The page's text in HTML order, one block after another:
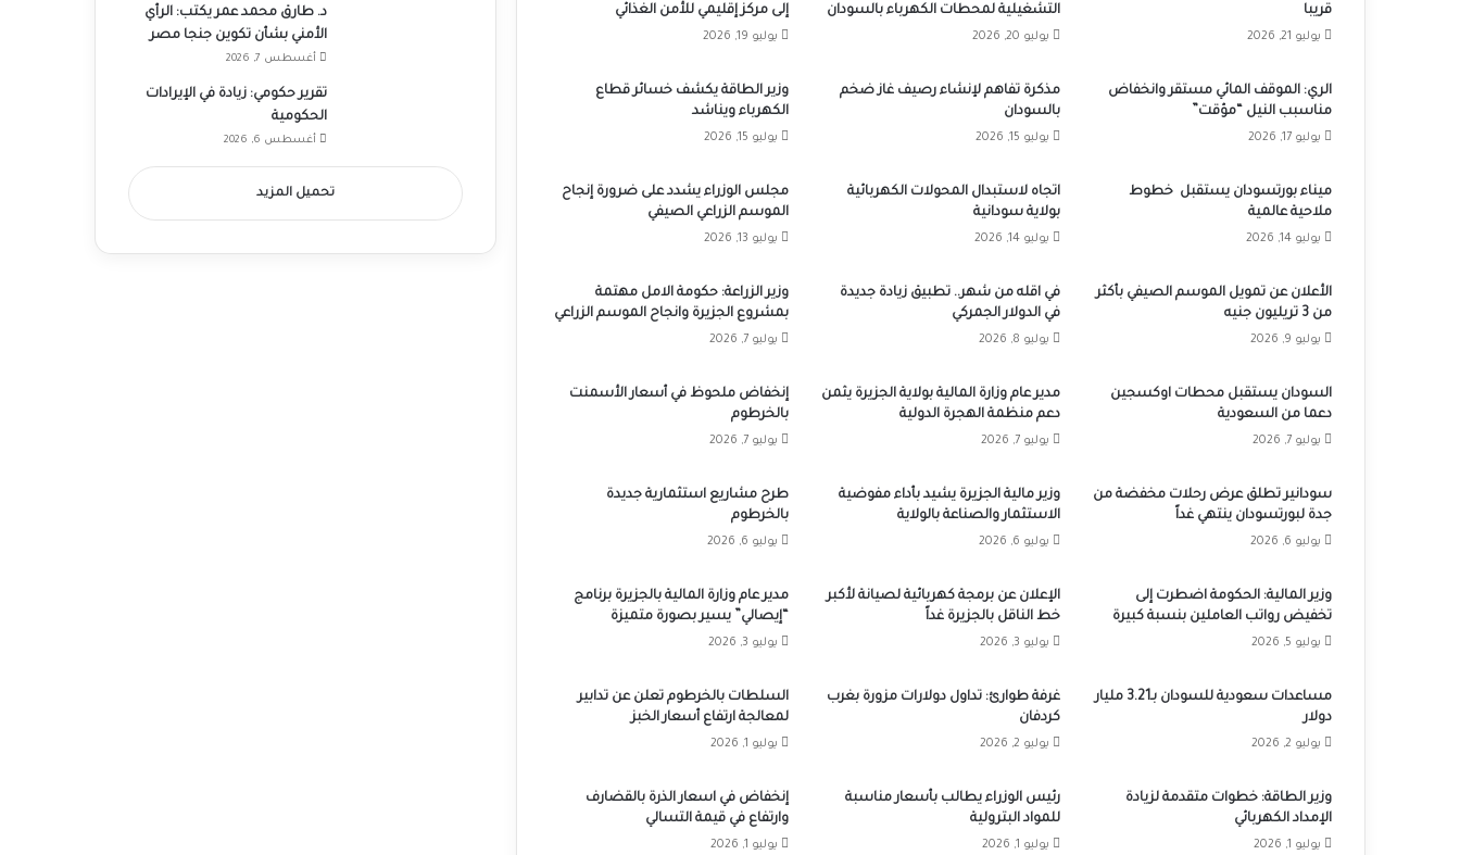
قريبا
يوليو 21, 2026
التشغيلية لمحطات الكهرباء بالسودان
يوليو 20, 2026
إلى مركز إقليمي للأمن الغذائي
يوليو 19, 2026
الري: الموقف المائي مستقر وانخفاض
مناسبب النيل “مؤقت”
يوليو 17, 2026
مذكرة تفاهم لإنشاء رصيف غاز ضخم
بالسودان
يوليو 15, 2026
وزير الطاقة يكشف خسائر قطاع
الكهرباء ويناشد
يوليو 15, 2026
ميناء بورتسودان يستقبل خطوط
ملاحية عالمية
يوليو 14, 2026
اتجاه لاستبدال المحولات الكهربائية
بولاية سودانية
يوليو 14, 2026
مجلس الوزراء يشدد على ضرورة إنجاح
الموسم الزراعي الصيفي
يوليو 13, 2026
الأعلان عن تمويل الموسم الصيفي بأكثر
من 3 تريليون جنيه
يوليو 9, 2026
في اقله من شهر.. تطبيق زيادة جديدة
في الدولار الجمركي
يوليو 8, 2026
وزير الزراعة: حكومة الامل مهتمة
بمشروع الجزيرة وانجاح الموسم الزراعي
يوليو 7, 2026
السودان يستقبل محطات اوكسجين
دعما من السعودية
يوليو 7, 2026
مدير عام وزارة المالية بولاية الجزيرة يثمن
دعم منظمة الهجرة الدولية
يوليو 7, 2026
إنخفاض ملحوظ في أسعار الأسمنت
بالخرطوم
يوليو 7, 2026
سودانير تطلق عرض رحلات مخفضة من
جدة لبورتسودان ينتهي غداً
يوليو 6, 2026
وزير مالية الجزيرة يشيد بأداء مفوضية
الاستثمار والصناعة بالولاية
يوليو 6, 2026
طرح مشاريع استثمارية جديدة
بالخرطوم
يوليو 6, 2026
وزير المالية: الحكومة اضطرت إلى
تخفيض رواتب العاملين بنسبة كبيرة
يوليو 5, 2026
الإعلان عن برمجة كهربائية لصيانة لأكبر
خط الناقل بالجزيرة غداً
يوليو 3, 2026
مدير عام وزارة المالية بالجزيرة برنامج
“إيصالي” يسير بصورة متميزة
يوليو 3, 2026
مساعدات سعودية للسودان بـ3.21 مليار
دولار
يوليو 2, 2026
غرفة طوارئ: تداول دولارات مزورة بغرب
كردفان
يوليو 2, 2026
السلطات بالخرطوم تعلن عن تدابير
لمعالجة ارتفاع أسعار الخبز
يوليو 1, 2026
وزير الطاقة: خطوات متقدمة لزيادة
الإمداد الكهربائي
يوليو 1, 2026
رئيس الوزراء يطالب بأسعار مناسبة
للمواد البترولية
يوليو 1, 2026
إنخفاض في اسعار الذرة بالقضارف
وارتفاع في قيمة التسالي
يوليو 1, 2026
د. طارق محمد عمر يكتب: الرأي
الأمني بشأن تكوين جنجا مصر
أغسطس 7, 2026
تقرير حكومي: زيادة في الإيرادات
الحكومية
أغسطس 6, 2026
تحميل المزيد